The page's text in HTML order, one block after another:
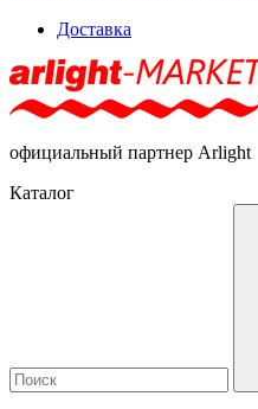
Доставка
официальный партнер Arlight
Каталог